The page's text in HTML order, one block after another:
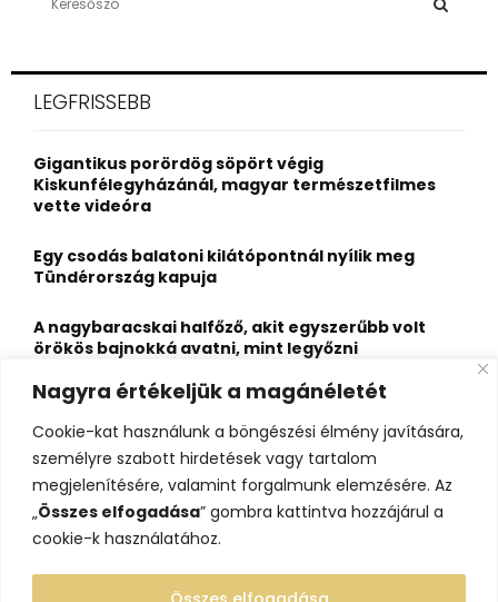
Nagyra értékeljük a magánéletét
Cookie-kat használunk a böngészési élmény javítására,
személyre szabott hirdetések vagy tartalom
megjelenítésére, valamint forgalmunk elemzésére. Az
„Összes elfogadása” gombra kattintva hozzájárul a
cookie-k használatához.
h
o
r
:
R
LEGFRISSEBB
Gigantikus porördög söpört végig
Kiskunfélegyházánál, magyar természetfilmes
vette videóra
Egy csodás balatoni kilátópontnál nyílik meg
Tündérország kapuja
A nagybaracskai halfőző, akit egyszerűbb volt
örökös bajnokká avatni, mint legyőzni
10 érdekesség a hosszú útra készülő gólyákról
Kisvasútról nézheted a Perseidák hullócsillagait
ezen a különleges éjszakai programon